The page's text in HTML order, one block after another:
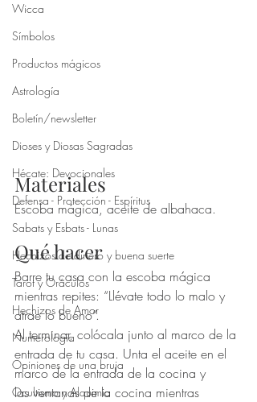
Wicca
Símbolos
Productos mágicos
Astrología
Boletín/newsletter
Dioses y Diosas Sagradas
Hécate: Devocionales
Defensa - Protección - Espíritus
Sabats y Esbats - Lunas
Hechizos de dinero y buena suerte
Tarot y Oráculos
Hechizos de Amor
Numerología
Opiniones de una bruja
Ocultismo y Alquimia
Materiales
Escoba mágica, aceite de albahaca.
Qué hacer
Barre tu casa con la escoba mágica
mientras repites: “Llévate todo lo malo y
atrae lo bueno”.
Al terminar, colócala junto al marco de la
entrada de tu casa. Unta el aceite en el
marco de la entrada de la cocina y
las ventanas de la cocina mientras